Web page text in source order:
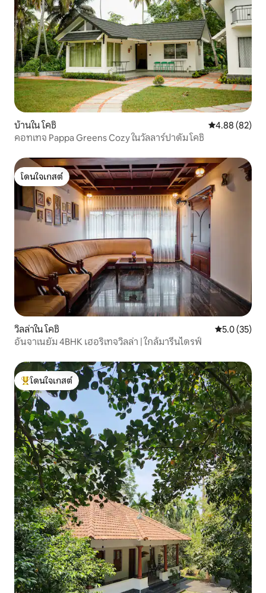
บ้านใน โคชิ คะแนนเฉลี่ย
4.88 (82)
คอทเทจ Pappa Greens Cozy ในวัลลาร์ปาดัม โคชิ
โดนใจเกสต์
โดนใจเกสต์
วิลล่าใน โคชิ คะแนนเฉลี่ย
5.0 (35)
อันจาเนยัม 4BHK เฮอริเทจวิลล่า | ใกล้มารีนไดรฟ์
โดนใจเกสต์ที่สุด
โดนใจเกสต์